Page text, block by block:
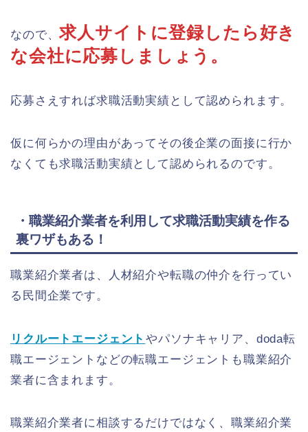
なので、求人サイトに登録したら好き
な会社に応募しましょう。
応募さえすれば求職活動実績として認められます。
仮に何らかの理由があってその後企業の面接に行か
なくても求職活動実績として認められるのです。
・職業紹介業者を利用して求職活動実績を作る
裏ワザもある！
職業紹介業者は、人材紹介や転職の仲介を行ってい
る民間企業です。
リクルートエージェント やパソナキャリア、doda転
職エージェントなどの転職エージェントも職業紹介
業者に含まれます。
職業紹介業者に相談するだけではなく、職業紹介業